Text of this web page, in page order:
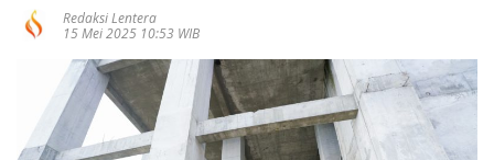
Redaksi Lentera
15 Mei 2025 10:53 WIB